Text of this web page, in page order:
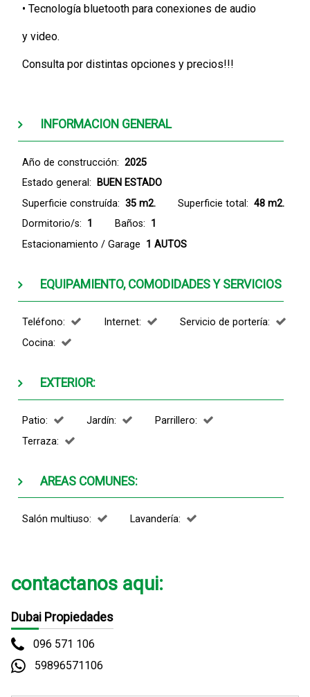
• Tecnología bluetooth para conexiones de audio
y video.
Consulta por distintas opciones y precios!!!
INFORMACION GENERAL
Año de construcción: 2025
Estado general:
BUEN ESTADO
Superficie construída: 35 m2. Superficie total: 48 m2.
Dormitorio/s: 1 Baños: 1
Estacionamiento / Garage 1 AUTOS
EQUIPAMIENTO, COMODIDADES Y SERVICIOS
Teléfono: Internet:
Servicio de portería:
Cocina:
EXTERIOR:
Patio: Jardín:
Parrillero:
Terraza:
AREAS COMUNES:
Salón multiuso: Lavandería:
contactanos aqui:
Dubai Propiedades
096 571 106
59896571106